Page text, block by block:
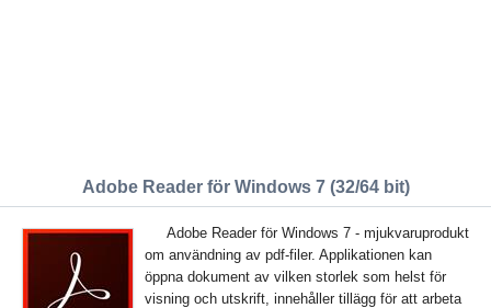
Adobe Reader för Windows 7 (32/64 bit)
Adobe Reader för Windows 7 - mjukvaruprodukt
om användning av pdf-filer. Applikationen kan
öppna dokument av vilken storlek som helst för
visning och utskrift, innehåller tillägg för att arbeta